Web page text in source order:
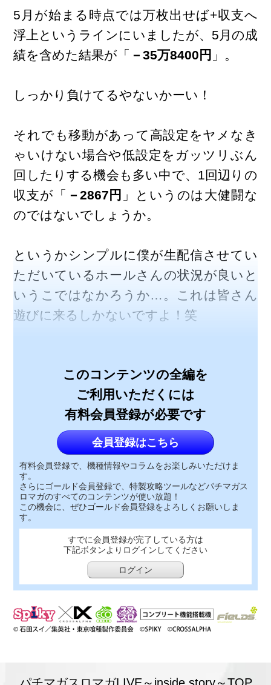
5月が始まる時点では万枚出せば+収支へ
浮上というラインにいましたが、5月の成
績を含めた結果が「 －35万8400円 」。
しっかり負けてるやないかーい！
それでも移動があって高設定をヤメなき
ゃいけない場合や低設定をガッツリぶん
回したりする機会も多い中で、1回辺りの
収支が「 －2867円 」というのは大健闘な
のではないでしょうか。
というかシンプルに僕が生配信させてい
ただいているホールさんの状況が良いと
いうこではなかろうか…。これは皆さん
遊びに来るしかないですよ！笑
このコンテンツの全編を
ご利用いただくには
有料会員登録が必要です
会員登録はこちら
有料会員登録で、機種情報やコラムをお楽しみいただけま
す。
さらにゴールド会員登録で、特製攻略ツールなどパチマガス
ロマガのすべてのコンテンツが使い放題！
この機会に、ぜひゴールド会員登録をよろしくお願いしま
す。
すでに会員登録が完了している方は
下記ボタンよりログインしてください
ログイン